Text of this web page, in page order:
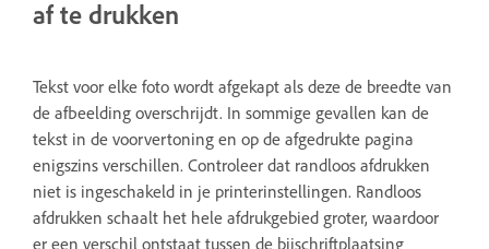
af te drukken
Tekst voor elke foto wordt afgekapt als deze de breedte van
de afbeelding overschrijdt. In sommige gevallen kan de
tekst in de voorvertoning en op de afgedrukte pagina
enigszins verschillen. Controleer dat randloos afdrukken
niet is ingeschakeld in je printerinstellingen. Randloos
afdrukken schaalt het hele afdrukgebied groter, waardoor
er een verschil ontstaat tussen de bijschriftplaatsing